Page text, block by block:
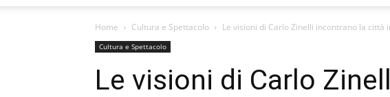
Home Cultura e Spettacolo Le visioni di Carlo Zinelli incontrano la città
Cultura e Spettacolo
Le visioni di Carlo